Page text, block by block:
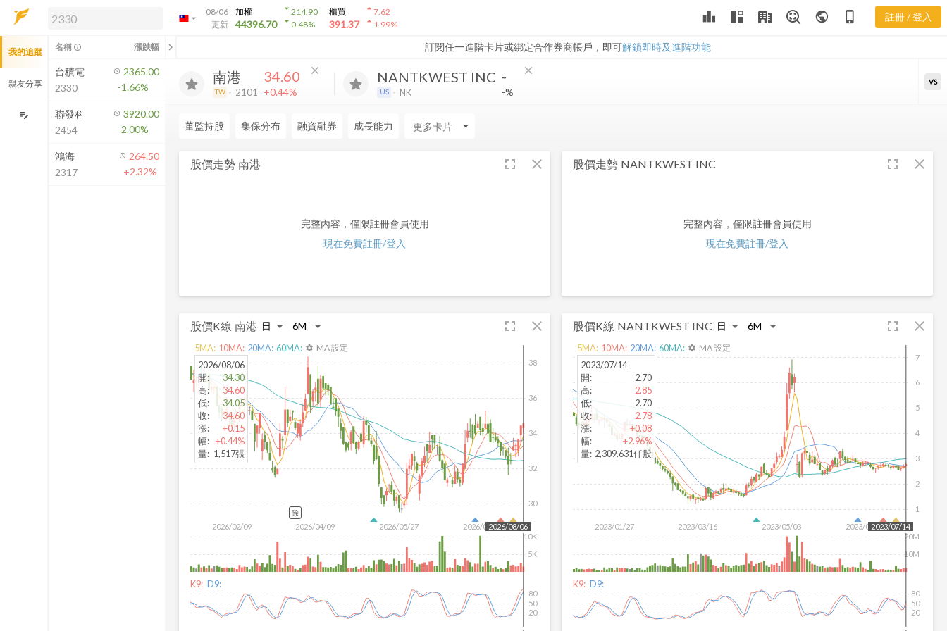
arrow_drop_down
08/06
更新
加權
44396.70
arrow_drop_down214.90
arrow_drop_down0.48%
櫃買
391.37
arrow_drop_up7.62
arrow_drop_up1.99% leaderboard public phone_iphone 註冊 / 登入
訂閱任一進階卡片或綁定合作券商帳戶，即可解鎖即時及進階功能
解鎖即時行情及進階功能
方案」，即可解鎖以下功能：
即時行情
即時市況與排行
成交金額熱力圖
前往方案訂閱
如何綁定合作券商
NK
南港
TW 2101
34.60
+0.44%
close NANTKWEST INC
US NK
-
-%
close
VS
董監持股 集保分布 融資融券 成長能力 arrow_drop_down
股價走勢 南港 fullscreen close
完整內容，僅限註冊會員使用
現在免費註冊/登入
股價走勢 NANTKWEST INC fullscreen close
完整內容，僅限註冊會員使用
現在免費註冊/登入
股價K線 南港 fullscreen close
2026/02/09 2026/04/09 2026/05/27 2026/07/15
30
32
34
36
38
2026/08/06
5K
10K
2026/08/06
開:
34.30
高:
34.60
低:
34.05
收:
34.60
漲:
+0.15
幅: +0.44%
量: 1,517張
5MA: 10MA: 20MA: 60MA: settings MA 設定
除
K9: D9:
20
50
80
股價K線 NANTKWEST INC fullscreen close
2023/01/27 2023/03/16 2023/05/03 2023/06/21
1
2
3
4
5
6
7
2023/07/14
10M
20M
2023/07/14
開:
2.70
高:
2.85
低:
2.70
收:
2.78
漲:
+0.08
幅:
+2.96%
量: 2,309.631仟股
5MA: 10MA: 20MA: 60MA: settings MA 設定
K9: D9:
20
50
80
我的追蹤
親友分享
edit_note
名稱 info_outline 漲跌幅 chevron_left
台積電
2330
2365.00
-1.66%
聯發科
2454
3920.00
-2.00%
鴻海
2317
264.50
+2.32%